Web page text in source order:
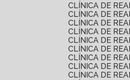
CLÍNICA DE
CLÍNICA DE
CLÍNICA DE
CLÍNICA DE
CLÍNICA DE
CLÍNICA DE
CLÍNICA DE
CLÍNICA DE
CLÍNICA DE